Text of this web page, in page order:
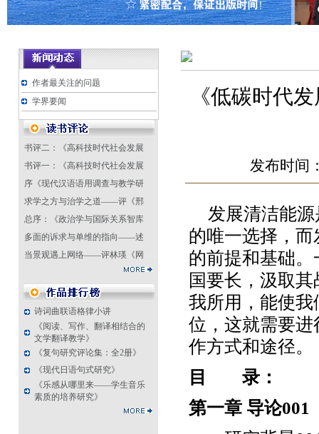
作者最关注的问题
学界要闻
书评二：《高科技时代社会发展
书评一：《高科技时代社会发展
序《现代汉语语用调查与教学研
求学之方与治学之道——评《邢
总序：《政治学与国际关系智库
多面的诉求与单维的指向——述
当景观遇上网络——评林瑛《网
诗词曲联语格律小讲
《阅读、写作、翻译相结合的
文学翻译教学》
《复句研究评论集：全2册》
《现代日语句式研究》
《乐感从哪里来——学生音乐
素质的培养研究》
《低碳时代
发布时间
发展清洁能
的唯一选择，
的前提和基础
国要长，汲取
我所用，能使
位，这就需要
作方式和途径。
目 录：
第一章 导论001